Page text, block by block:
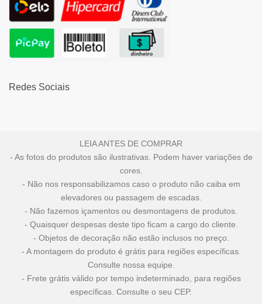
Redes Sociais
LEIA ANTES DE COMPRAR
- As fotos do produtos são ilustrativas. Podem haver variações de
cores.
- Não nos responsabilizamos caso o produto não caiba em
elevadores ou passagem de escadas.
- Não fazemos içamentos ou desmontagens de produtos.
- Quaisquer despesas deste tipo ficam a cargo do cliente.
- Objetos de decoração não estão inclusos no preço.
- A montagem do produto é grátis para regiões específicas.
Consulte nossa equipe.
- Frete grátis válido por tempo indeterminado, para regiões
específicas. Consulte o seu CEP.